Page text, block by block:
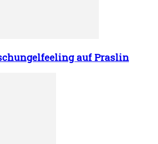
auf Praslin